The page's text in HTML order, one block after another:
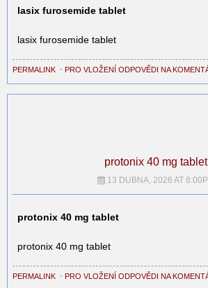
lasix furosemide tablet
lasix furosemide tablet
PERMALINK ⋅ PRO VLOŽENÍ ODPOVĚDI NA
protonix 40 mg tablet
13 DUBNA, 2026 AT
protonix 40 mg tablet
protonix 40 mg tablet
PERMALINK ⋅ PRO VLOŽENÍ ODPOVĚDI NA